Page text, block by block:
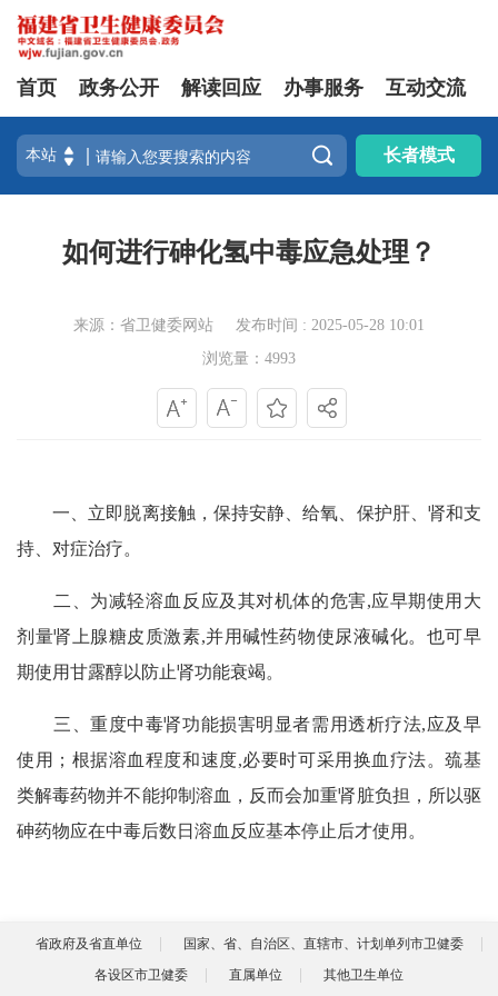
首页 政务公开 解读回应 办事服务 互动交流
 长者模式
如何进行砷化氢中毒应急处理？
来源：省卫健委网站
发布时间 : 2025-05-28 10:01
浏览量：4993
一、立即脱离接触，保持安静、给氧、保护肝、肾和支
持、对症治疗。
二、为减轻溶血反应及其对机体的危害,应早期使用大
剂量肾上腺糖皮质激素,并用碱性药物使尿液碱化。也可早
期使用甘露醇以防止肾功能衰竭。
三、重度中毒肾功能损害明显者需用透析疗法,应及早
使用；根据溶血程度和速度,必要时可采用换血疗法。巯基
类解毒药物并不能抑制溶血，反而会加重肾脏负担，所以驱
砷药物应在中毒后数日溶血反应基本停止后才使用。
省政府及省直单位
国家、省、自治区、直辖市、计划单列市卫健委
各设区市卫健委
直属单位 其他卫生单位